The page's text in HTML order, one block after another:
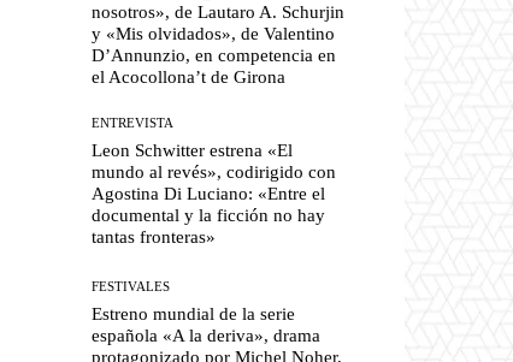
nosotros», de Lautaro A. Schurjin
y «Mis olvidados», de Valentino
D’Annunzio, en competencia en
el Acocollona’t de Girona
ENTREVISTA
Leon Schwitter estrena «El
mundo al revés», codirigido con
Agostina Di Luciano: «Entre el
documental y la ficción no hay
tantas fronteras»
FESTIVALES
Estreno mundial de la serie
española «A la deriva», drama
protagonizado por Michel Noher,